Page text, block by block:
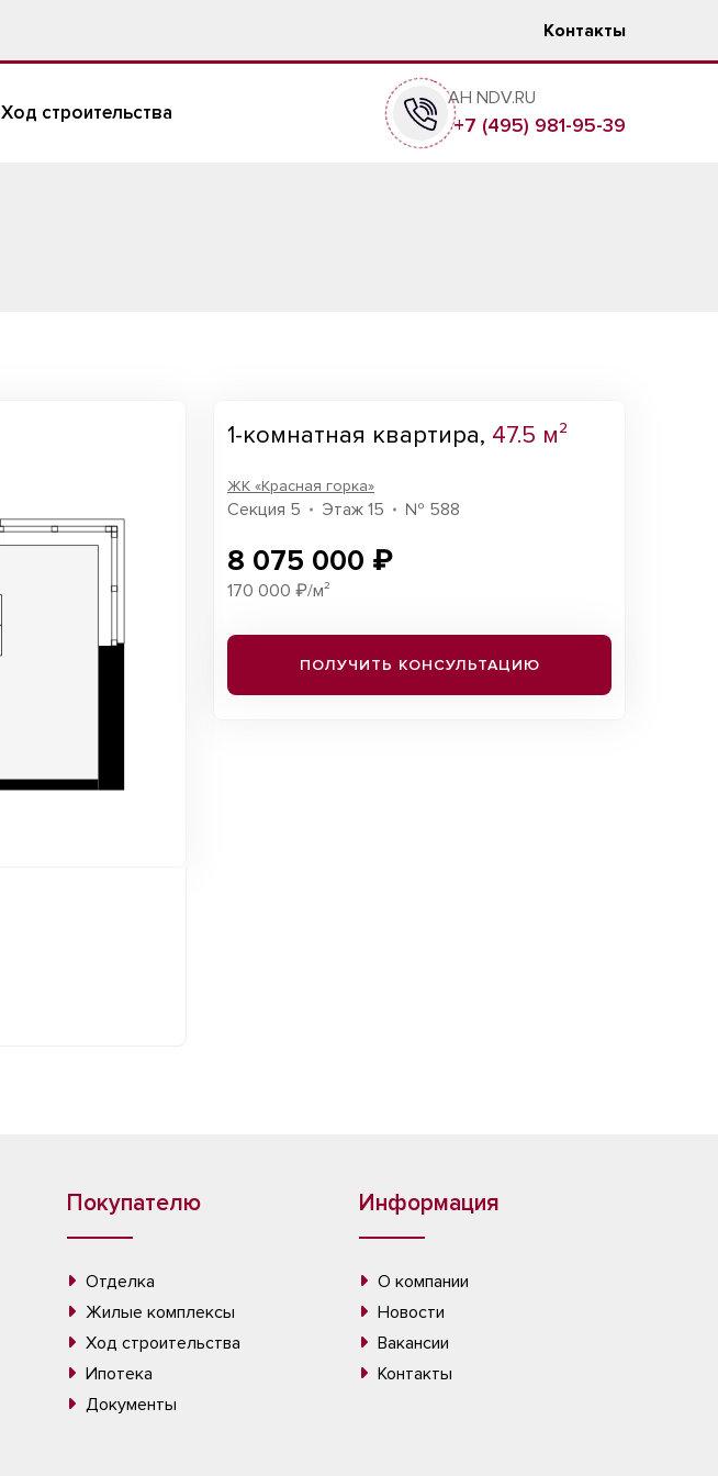
Контакты
Ход строительства
АН NDV.RU
+7 (495) 981-95-39
1-комнатная квартира, 47.5 м²
ЖК «Красная горка»
Секция 5 Этаж 15 № 588
8 075 000 ₽
170 000 ₽/м²
ПОЛУЧИТЬ КОНСУЛЬТАЦИЮ
Покупателю
Отделка
Жилые комплексы
Ход строительства
Ипотека
Документы
Информация
О компании
Новости
Вакансии
Контакты